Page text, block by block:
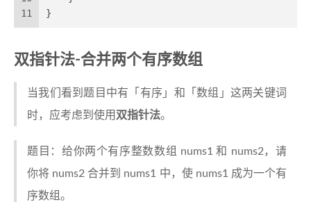
11
}
双指针法-合并两个有序数组
当我们看到题目中有「有序」和「数组」这两关键词
时，应考虑到使用 双指针法。
题目：给你两个有序整数数组 nums1 和 nums2，请
你将 nums2 合并到 nums1 中，使 nums1 成为一个有
序数组。